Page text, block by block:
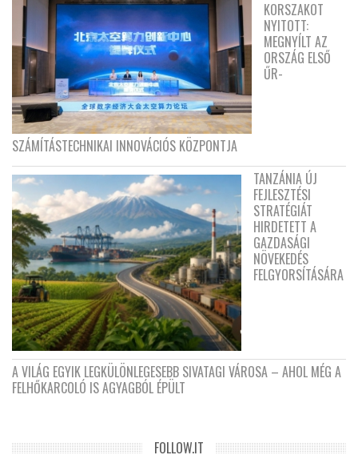
KORSZAKOT
NYITOTT:
MEGNYÍLT AZ
ORSZÁG ELSŐ
ŰR-
SZÁMÍTÁSTECHNIKAI INNOVÁCIÓS KÖZPONTJA
TANZÁNIA ÚJ
FEJLESZTÉSI
STRATÉGIÁT
HIRDETETT A
GAZDASÁGI
NÖVEKEDÉS
FELGYORSÍTÁSÁRA
A VILÁG EGYIK LEGKÜLÖNLEGESEBB SIVATAGI VÁROSA – AHOL MÉG A
FELHŐKARCOLÓ IS AGYAGBÓL ÉPÜLT
FOLLOW.IT